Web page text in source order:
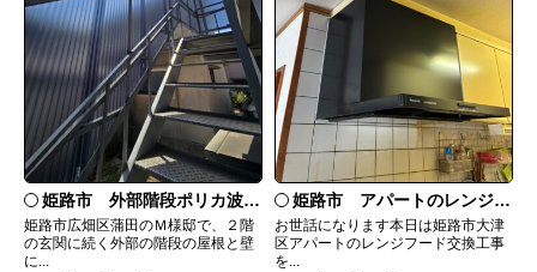
姫路市 外部階段ポリカ波板張替工事
姫路市広畑区蒲田のＭ様邸で、２階
の玄関に続く外部の階段の屋根と壁
に...
姫路市 アパートのレンジフード交換
お世話になります本日は姫路市大津
区アパートのレンジフード交換工事
を...